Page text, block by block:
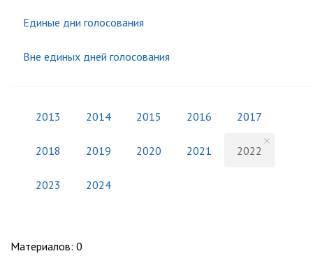
Единые дни голосования
Вне единых дней голосования
2013 2014 2015 2016 2017
2018 2019 2020 2021 2022
2023 2024
Материалов: 0